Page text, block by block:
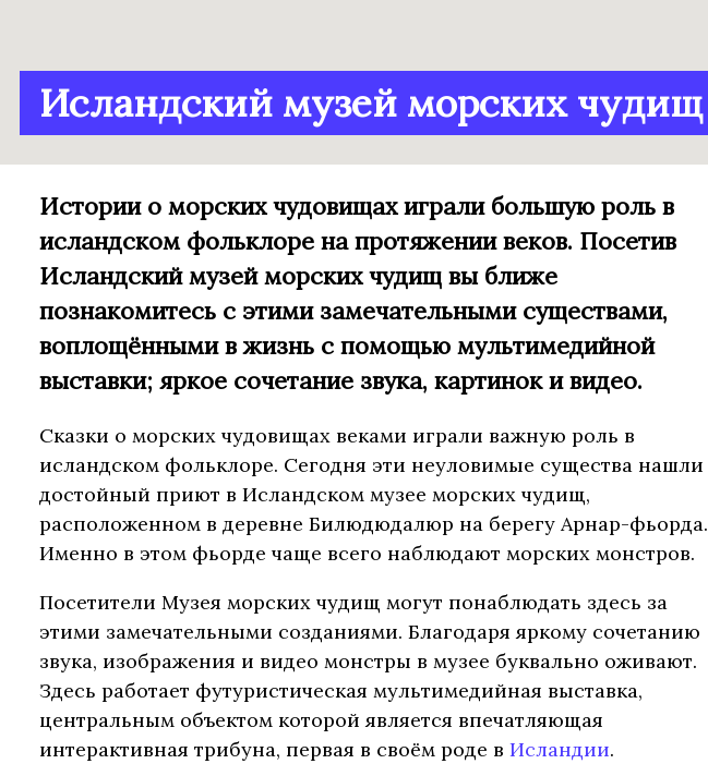
Исландский музей морских чудищ
Истории о морских чудовищах играли большую роль в
исландском фольклоре на протяжении веков. Посетив
Исландский музей морских чудищ вы ближе
познакомитесь с этими замечательными существами,
воплощёнными в жизнь с помощью мультимедийной
выставки; яркое сочетание звука, картинок и видео.
Сказки о морских чудовищах веками играли важную роль в
исландском фольклоре. Сегодня эти неуловимые существа нашли
достойный приют в Исландском музее морских чудищ,
расположенном в деревне Билюдюдалюр на берегу Арнар-фьорда.
Именно в этом фьорде чаще всего наблюдают морских монстров.
Посетители Музея морских чудищ могут понаблюдать здесь за
этими замечательными созданиями. Благодаря яркому сочетанию
звука, изображения и видео монстры в музее буквально оживают.
Здесь работает футуристическая мультимедийная выставка,
центральным объектом которой является впечатляющая
интерактивная трибуна, первая в своём роде в Исландии.